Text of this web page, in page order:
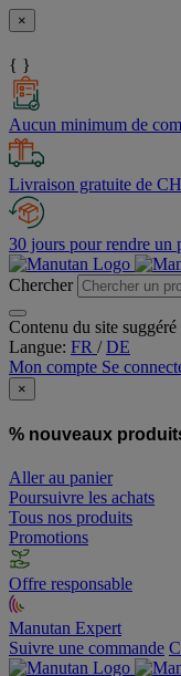
×
{ }
Aucun minimum de
Livraison gratuite de
30 jours pour rendre un
Chercher
Contenu du site
Langue: FR /DE
Mon compte Se
×
% nouveaux
Aller au panier
Poursuivre les achats
Tous nos produits
Promotions
Offre responsable
Manutan Expert
Suivre une commande